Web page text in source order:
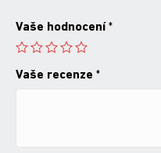
Vaše hodnocení *
Vaše recenze *